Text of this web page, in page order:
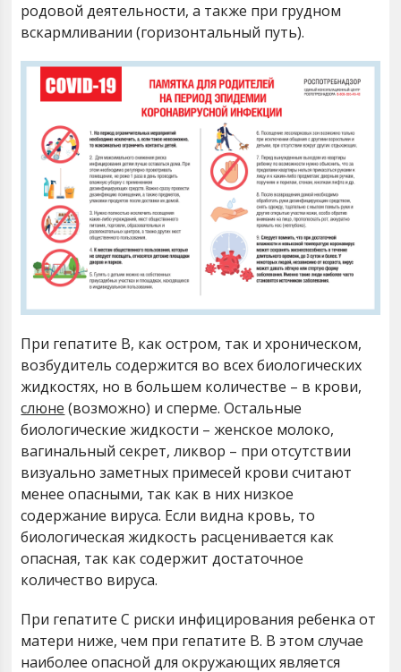
родовой деятельности, а также при грудном
вскармливании (горизонтальный путь).
При гепатите В, как остром, так и хроническом,
возбудитель содержится во всех биологических
жидкостях, но в большем количестве – в крови,
слюне (возможно) и сперме. Остальные
биологические жидкости – женское молоко,
вагинальный секрет, ликвор – при отсутствии
визуально заметных примесей крови считают
менее опасными, так как в них низкое
содержание вируса. Если видна кровь, то
биологическая жидкость расценивается как
опасная, так как содержит достаточное
количество вируса.
При гепатите С риски инфицирования ребенка от
матери ниже, чем при гепатите В. В этом случае
наиболее опасной для окружающих является